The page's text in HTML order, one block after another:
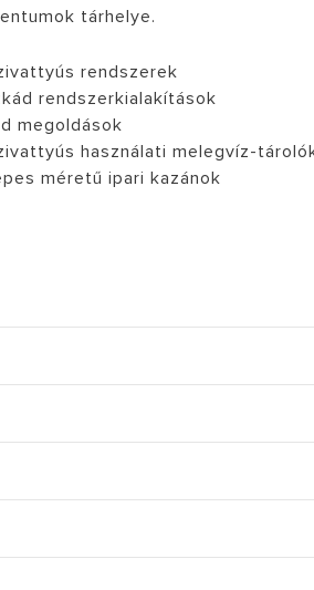
tárhelye.
rendszerek
rendszerkialakítások
megoldások
használati melegvíz-
méretű ipari kazánok